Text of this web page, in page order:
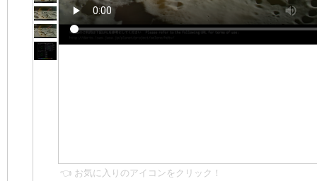
👈 お気に入りのアイコンをクリック！